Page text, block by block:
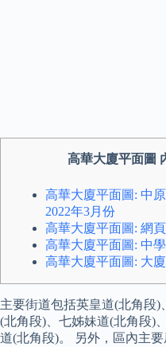
高華大廈平面圖
高華大廈平面圖: 中
2022年3月份
高華大廈平面圖: 網
高華大廈平面圖: 中
高華大廈平面圖: 大
主要街道包括英皇道(北角段)
(北角段)、七姊妹道(北角段)
道(北角段)。 另外，區內主